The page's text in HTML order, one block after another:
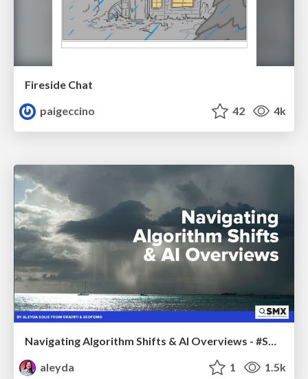
Fireside Chat
paigeccino
42 4k
Navigating Algorithm Shifts & AI Overviews - #SMXNext
aleyda
1 1.5k